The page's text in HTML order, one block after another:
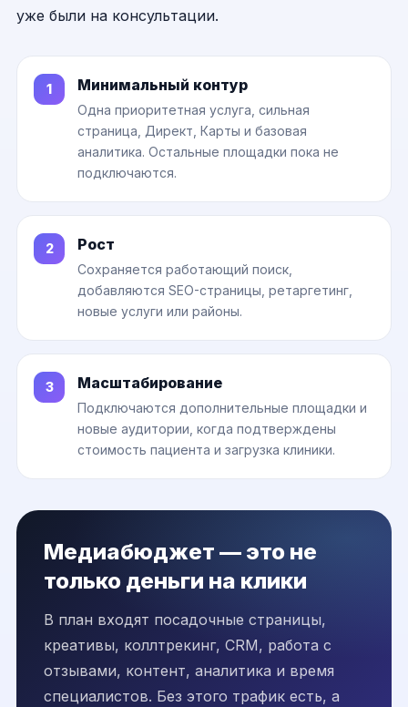
уже были на консультации.
Минимальный контур
Одна приоритетная услуга, сильная
страница, Директ, Карты и базовая
аналитика. Остальные площадки пока не
подключаются.
Рост
Сохраняется работающий поиск,
добавляются SEO-страницы, ретаргетинг,
новые услуги или районы.
Масштабирование
Подключаются дополнительные площадки и
новые аудитории, когда подтверждены
стоимость пациента и загрузка клиники.
Медиабюджет — это не
только деньги на клики
В план входят посадочные страницы,
креативы, коллтрекинг, CRM, работа с
отзывами, контент, аналитика и время
специалистов. Без этого трафик есть, а